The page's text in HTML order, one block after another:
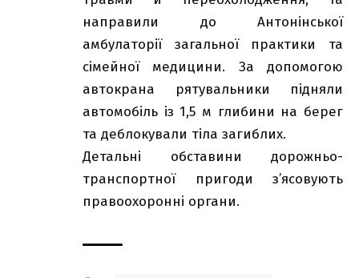
направили до Антонінської
амбулаторії загальної практики та
сімейної медицини. За допомогою
автокрана рятувальники підняли
автомобіль із 1,5 м глибини на берег
та деблокували тіла загиблих.
Детальні обставини дорожньо-
транспортної пригоди з’ясовують
правоохоронні органи.